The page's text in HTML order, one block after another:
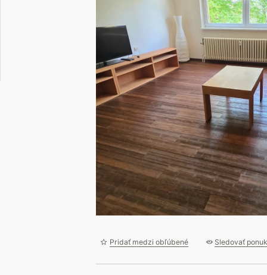
Pridať medzi obľúbené Sledovať